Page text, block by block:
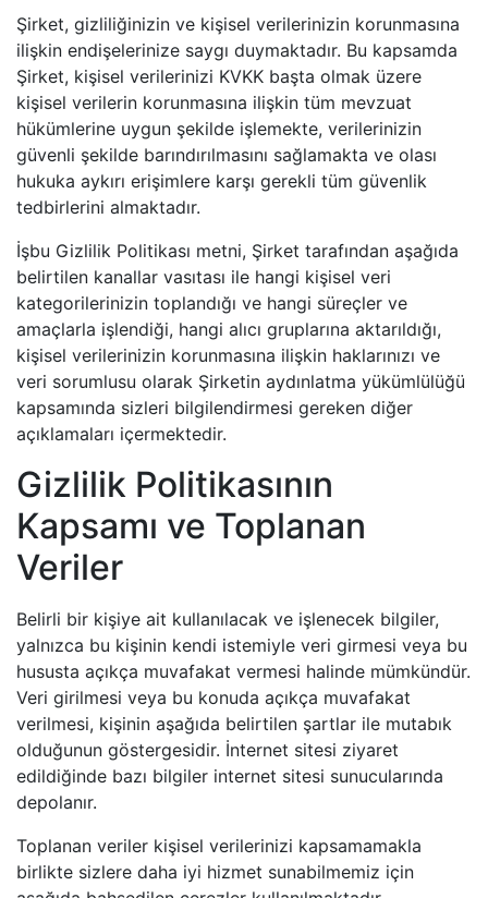
Şirket, gizliliğinizin ve kişisel verilerinizin korunmasına
ilişkin endişelerinize saygı duymaktadır. Bu kapsamda
Şirket, kişisel verilerinizi KVKK başta olmak üzere
kişisel verilerin korunmasına ilişkin tüm mevzuat
hükümlerine uygun şekilde işlemekte, verilerinizin
güvenli şekilde barındırılmasını sağlamakta ve olası
hukuka aykırı erişimlere karşı gerekli tüm güvenlik
tedbirlerini almaktadır.
İşbu Gizlilik Politikası metni, Şirket tarafından aşağıda
belirtilen kanallar vasıtası ile hangi kişisel veri
kategorilerinizin toplandığı ve hangi süreçler ve
amaçlarla işlendiği, hangi alıcı gruplarına aktarıldığı,
kişisel verilerinizin korunmasına ilişkin haklarınızı ve
veri sorumlusu olarak Şirketin aydınlatma yükümlülüğü
kapsamında sizleri bilgilendirmesi gereken diğer
açıklamaları içermektedir.
Gizlilik Politikasının
Kapsamı ve Toplanan
Veriler
Belirli bir kişiye ait kullanılacak ve işlenecek bilgiler,
yalnızca bu kişinin kendi istemiyle veri girmesi veya bu
hususta açıkça muvafakat vermesi halinde mümkündür.
Veri girilmesi veya bu konuda açıkça muvafakat
verilmesi, kişinin aşağıda belirtilen şartlar ile mutabık
olduğunun göstergesidir. İnternet sitesi ziyaret
edildiğinde bazı bilgiler internet sitesi sunucularında
depolanır.
Toplanan veriler kişisel verilerinizi kapsamamakla
birlikte sizlere daha iyi hizmet sunabilmemiz için